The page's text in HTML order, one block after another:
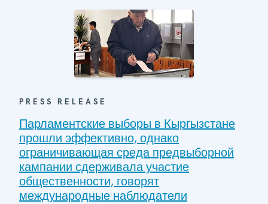
PRESS RELEASE
Парламентские выборы в Кыргызстане
прошли эффективно, однако
ограничивающая среда предвыборной
кампании сдерживала участие
общественности, говорят
международные наблюдатели